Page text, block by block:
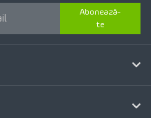
Abonează-
te